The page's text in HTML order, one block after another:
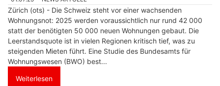
Zürich (ots) - Die Schweiz steht vor einer wachsenden
Wohnungsnot: 2025 werden voraussichtlich nur rund 42 000
statt der benötigten 50 000 neuen Wohnungen gebaut. Die
Leerstandsquote ist in vielen Regionen kritisch tief, was zu
steigenden Mieten führt. Eine Studie des Bundesamts für
Wohnungswesen (BWO) best...
Weiterlesen